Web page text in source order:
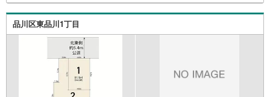
ンよりご希望の日時をご記入いただけますとスムーズにご
案内が可能です。**住宅ローン**諸費用込融資や築年数の古
い物件のローンも得意としており、最適な銀行をご提案し
ます。**リフォーム**理想の間取り、テイストを作り上げら
れます！リフォームプランナーの同行も可能です。
品川区東品川1丁目